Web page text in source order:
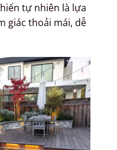
tự nhiên là lựa
giác thoải mái, dễ